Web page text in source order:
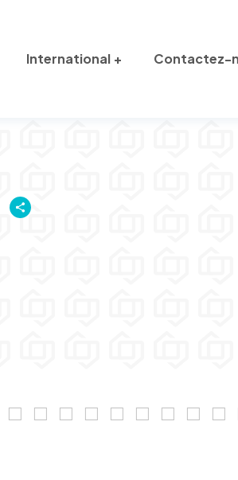
International Contactez-